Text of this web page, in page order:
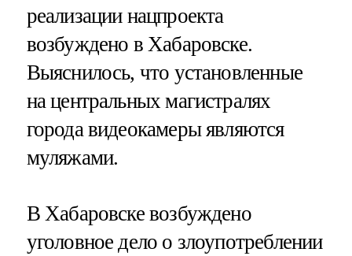
реализации нацпроекта
возбуждено в Хабаровске.
Выяснилось, что установленные
на центральных магистралях
города видеокамеры являются
муляжами.
В Хабаровске возбуждено
уголовное дело о злоупотреблении